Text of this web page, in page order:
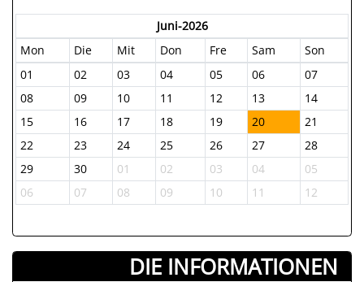
Juni-2026
Mon
Die Mit Don Fre Sam
Son
01
02 03 04 05 06
07
08
09 10 11 12 13
14
15
16 17 18 19 20
21
22
23 24 25 26 27
28
29
30 01 02 03 04
05
06
07 08 09 10 11 12
DIE INFORMATIONEN ­